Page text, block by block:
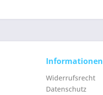
Informationen
Widerrufsrecht
Datenschutz